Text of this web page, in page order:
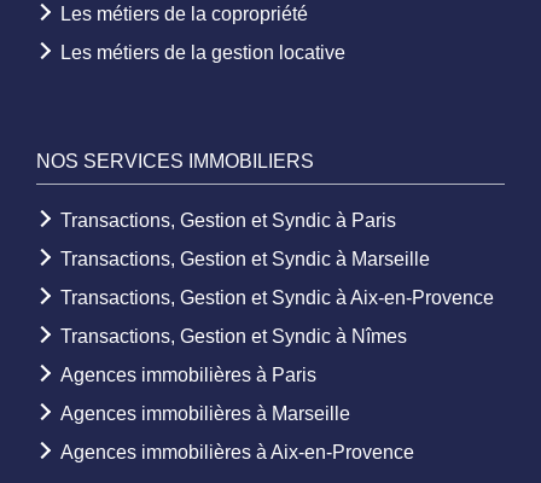
Les métiers de la copropriété
Les métiers de la gestion locative
NOS SERVICES IMMOBILIERS
Transactions, Gestion et Syndic à Paris
Transactions, Gestion et Syndic à Marseille
Transactions, Gestion et Syndic à Aix-en-Provence
Transactions, Gestion et Syndic à Nîmes
Agences immobilières à Paris
Agences immobilières à Marseille
Agences immobilières à Aix-en-Provence